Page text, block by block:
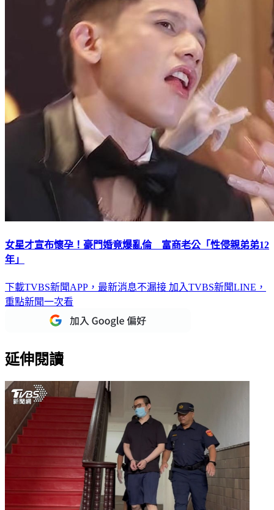
女星才宣布懷孕！豪門婚竟爆亂倫 富商老公「性侵親弟弟12
年」
下載TVBS新聞APP，最新消息不漏接 加入TVBS新聞LINE，
重點新聞一次看
延伸閱讀